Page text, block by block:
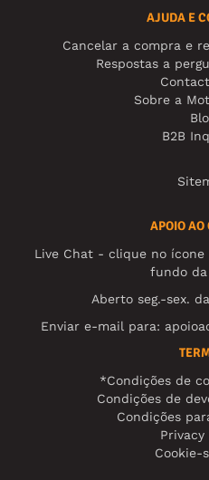
AJUDA E
Cancelar a compra e
Respostas a
Sobre a
B2B
APOIO AO
Live Chat - clique no
fundo da
Aberto seg.-sex.
Enviar e-mail para:
*Condições de
Condições de
Condições
Cookie-